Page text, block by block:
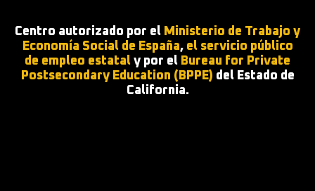
Centro autorizado por el Ministerio de Trabajo y
Economía Social de España, el servicio público
de empleo estatal y por el Bureau for Private
Postsecondary Education (BPPE) del Estado de
California.